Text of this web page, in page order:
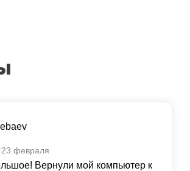
23 февраля
Вернули мой компьютер к